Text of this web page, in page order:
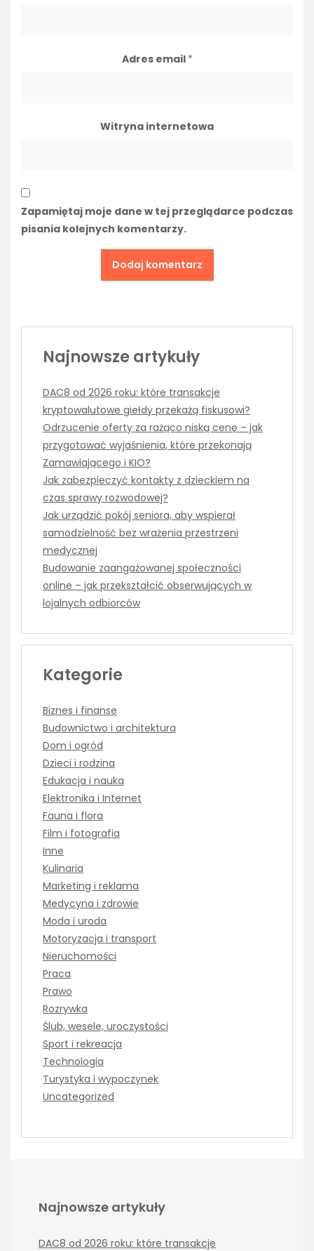
Adres email *
Witryna internetowa
Zapamiętaj moje dane w tej przeglądarce podczas
pisania kolejnych komentarzy.
Najnowsze artykuły
DAC8 od 2026 roku: które transakcje
kryptowalutowe giełdy przekażą fiskusowi?
Odrzucenie oferty za rażąco niską cenę – jak
przygotować wyjaśnienia, które przekonają
Zamawiającego i KIO?
Jak zabezpieczyć kontakty z dzieckiem na
czas sprawy rozwodowej?
Jak urządzić pokój seniora, aby wspierał
samodzielność bez wrażenia przestrzeni
medycznej
Budowanie zaangażowanej społeczności
online – jak przekształcić obserwujących w
lojalnych odbiorców
Kategorie
Biznes i finanse
Budownictwo i architektura
Dom i ogród
Dzieci i rodzina
Edukacja i nauka
Elektronika i Internet
Fauna i flora
Film i fotografia
Inne
Kulinaria
Marketing i reklama
Medycyna i zdrowie
Moda i uroda
Motoryzacja i transport
Nieruchomości
Praca
Prawo
Rozrywka
Ślub, wesele, uroczystości
Sport i rekreacja
Technologia
Turystyka i wypoczynek
Uncategorized
Najnowsze artykuły
DAC8 od 2026 roku: które transakcje